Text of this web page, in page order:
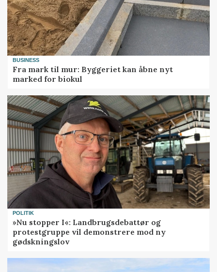
BUSINESS
Fra mark til mur: Byggeriet kan åbne nyt
marked for biokul
POLITIK
»Nu stopper I«: Landbrugsdebattør og
protestgruppe vil demonstrere mod ny
gødskningslov